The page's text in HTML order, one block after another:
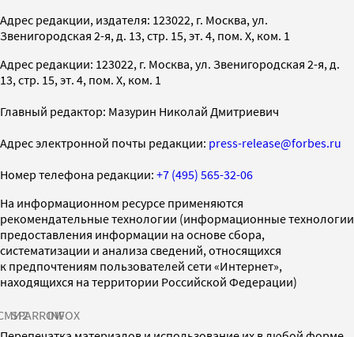
Адрес редакции, издателя: 123022, г. Москва, ул.
Звенигородская 2-я, д. 13, стр. 15, эт. 4, пом. X, ком. 1
Адрес редакции: 123022, г. Москва, ул. Звенигородская 2-я, д.
13, стр. 15, эт. 4, пом. X, ком. 1
Главный редактор: Мазурин Николай Дмитриевич
Адрес электронной почты редакции: press-release@forbes.ru
Номер телефона редакции: +7 (495) 565-32-06
На информационном ресурсе применяются
рекомендательные технологии (информационные технологии
предоставления информации на основе сбора,
систематизации и анализа сведений, относящихся
к предпочтениям пользователей сети «Интернет»,
находящихся на территории Российской Федерации)
SPARROWINFOX